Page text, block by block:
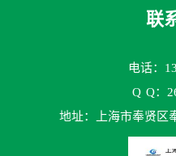
联
电话：
Q Q：
地址：上海市奉贤区